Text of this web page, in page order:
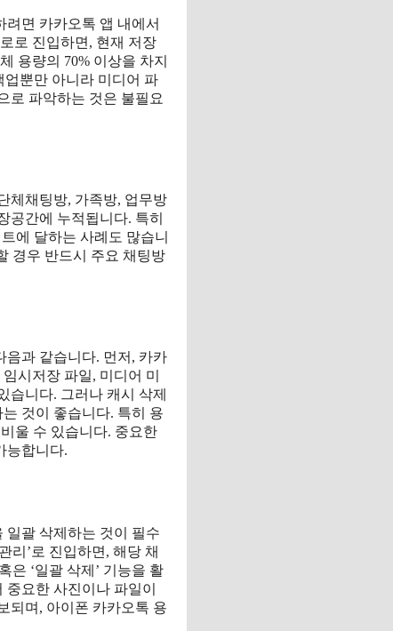
면 카카오톡 앱 내에서
로 진입하면, 현재 저장
용량의 70% 이상을 차지
업뿐만 아니라 미디어 파
로 파악하는 것은 불필요
체채팅방, 가족방, 업무방
공간에 누적됩니다. 특히
에 달하는 사례도 많습니
경우 반드시 주요 채팅방
음과 같습니다. 먼저, 카카
시저장 파일, 미디어 미
습니다. 그러나 캐시 삭제
것이 좋습니다. 특히 용
울 수 있습니다. 중요한
능합니다.
일괄 삭제하는 것이 필수
리’로 진입하면, 해당 채
은 ‘일괄 삭제’ 기능을 활
요한 사진이나 파일이
되며, 아이폰 카카오톡 용